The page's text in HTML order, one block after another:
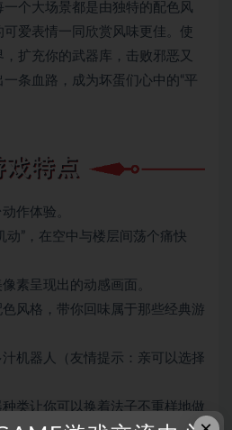
个大场景都是由独特的配色风
爱表情一同欣赏风味更佳。使
扩充你的武器库，击败邪恶又
条血路，成为坏蛋们心中的“平
作体验。
动”，在空中与楼层间荡个痛快
素呈现出的动感画面。
风格，带你回味属于那些经典游
机器人（友情提示：亲可以选择
类让你可以换着法子不重样地做